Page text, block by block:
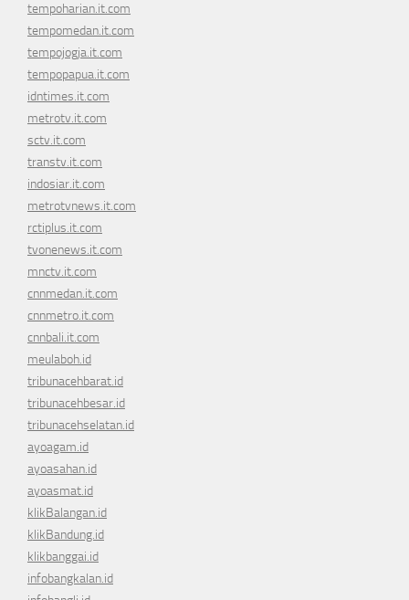
tempoharian.it.com
tempomedan.it.com
tempojogja.it.com
tempopapua.it.com
idntimes.it.com
metrotv.it.com
sctv.it.com
transtv.it.com
indosiar.it.com
metrotvnews.it.com
rctiplus.it.com
tvonenews.it.com
mnctv.it.com
cnnmedan.it.com
cnnmetro.it.com
cnnbali.it.com
meulaboh.id
tribunacehbarat.id
tribunacehbesar.id
tribunacehselatan.id
ayoagam.id
ayoasahan.id
ayoasmat.id
klikBalangan.id
klikBandung.id
klikbanggai.id
infobangkalan.id